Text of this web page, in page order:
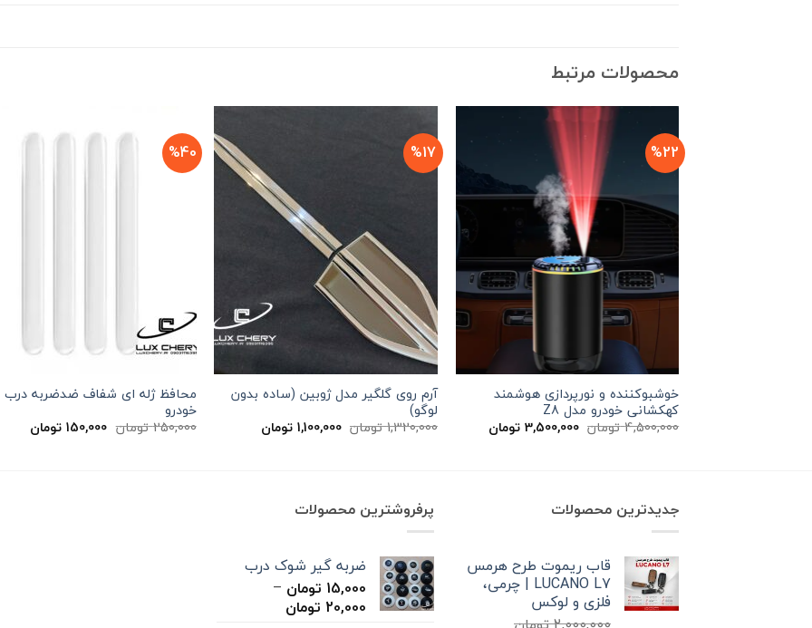
محصولات مرتبط
%22
خوشبوکننده و نورپردازی هوشمند
کهکشانی خودرو مدل Z8
4,500,000 تومان قیمت
اصلی
3,500,000 تومان
%17
آرم روی گلگیر مدل ژوبین (ساده بدون
لوگو)
1,320,000 تومان قیمت
اصلی
1,100,000 تومان
%40
محافظ ژله ای شفاف ضد‌ضربه درب
خودرو
250,000 تومان قیمت
اصلی
150,000 تومانقیمت
فعلی
جدیدترین محصولات
قاب ریموت طرح هرمس
LUCANO L7 | چرمی،
فلزی و لوکس
پرفروشترین محصولات
ضربه گیر شوک درب
15,000 تومان –
20,000 تومان